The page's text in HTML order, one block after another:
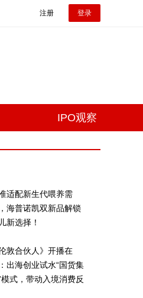
注册 登录
IPO观察
适配新生代喂养需
海普诺凯双新品解锁
新选择！
伦敦合伙人》开播在
出海创业试水“国货集
模式，带动入境消费反